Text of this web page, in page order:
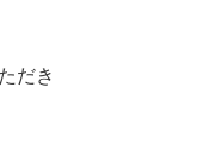
だき